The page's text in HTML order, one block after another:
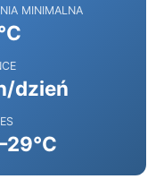
MINIMALNA
dzień